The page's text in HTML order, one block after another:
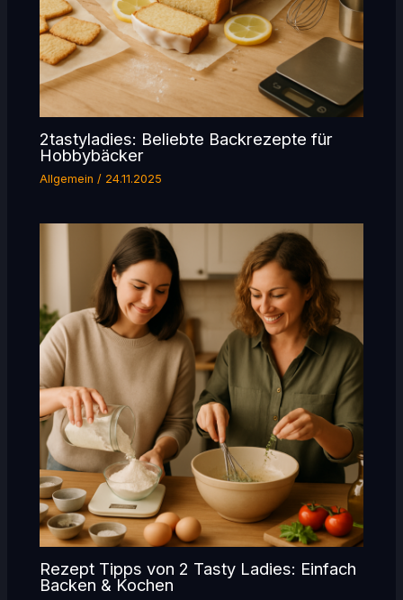
2tastyladies: Beliebte Backrezepte für
Hobbybäcker
Allgemein / 24.11.2025
Rezept Tipps von 2 Tasty Ladies: Einfach
Backen & Kochen